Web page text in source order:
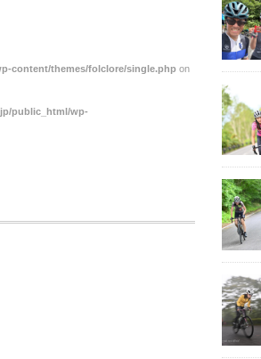
content/themes/folclore/single.php on
public_html/wp-